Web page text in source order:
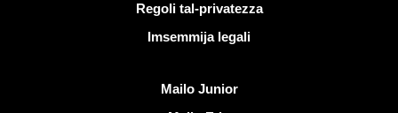
Regoli tal-privatezza
Imsemmija legali
Mailo Junior